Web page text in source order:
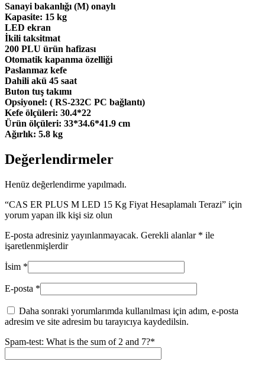
Sanayi bakanlığı (M) onaylı
Kapasite: 15 kg
LED ekran
İkili taksitmat
200 PLU ürün hafizası
Otomatik kapanma özelliği
Paslanmaz kefe
Dahili akü 45 saat
Buton tuş takımı
Opsiyonel: ( RS-232C PC bağlantı)
Kefe ölçüleri: 30.4*22
Ürün ölçüleri: 33*34.6*41.9 cm
Ağırlık: 5.8 kg
Değerlendirmeler
Henüz değerlendirme yapılmadı.
“CAS ER PLUS M LED 15 Kg Fiyat Hesaplamalı Terazi” için
yorum yapan ilk kişi siz olun
E-posta adresiniz yayınlanmayacak. Gerekli alanlar * ile
işaretlenmişlerdir
İsim *
E-posta *
Daha sonraki yorumlarımda kullanılması için adım, e-posta
adresim ve site adresim bu tarayıcıya kaydedilsin.
Spam-test: What is the sum of 2 and 7?*